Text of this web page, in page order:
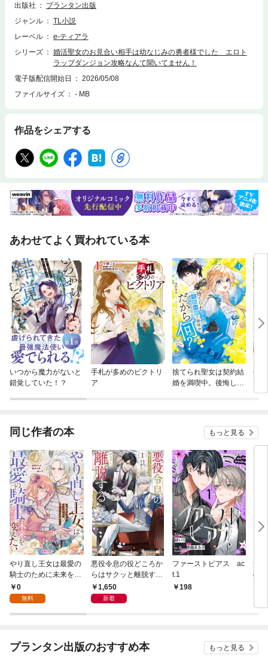
出版社
プランタン出版
ジャンル
TL小説
レーベル
e-ティアラ
シリーズ
婚活聖女のお見合い相手は幼なじみの勇者様でした エロト
ラップダンジョン攻略なんて聞いてません！
電子版配信開始日
2026/05/08
ファイルサイズ
- MB
作品をシェアする
あわせてよく買われている本
いつから魔力がないと
錯覚していた！？
手札が多めのビクトリ
ア
捨てられ聖女は契約結
婚を満喫中。後悔して
午
は
子
同じ作者の本 もっと見る
やり直し王女は最愛の
騎士のために未来を変
えたい～私を殺した元
夫なんて願い下げで
0
無料
悪役令息の役どころか
らはサクッと離脱する
ことにする。１
1,650
新着
ファーストピアス ac
t.1
198
無
の
し
プランタン出版のおすすめ本 もっと見る